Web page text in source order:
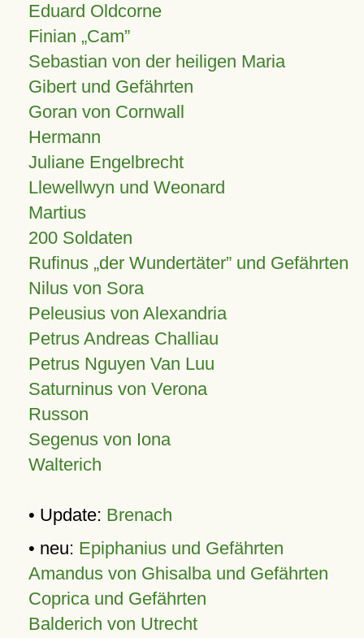
Eduard Oldcorne
Finian Cam
Sebastian von der heiligen Maria
Gibert und Gefährten
Goran von Cornwall
Hermann
Juliane Engelbrecht
Llewellwyn und Weonard
Martius
200 Soldaten
Rufinus „der Wundertäter” und Gefährten
Nilus von Sora
Peleusius von Alexandria
Petrus Andreas Challiau
Petrus Nguyen Van Luu
Saturninus von Verona
Russon
Segenus von Iona
Walterich
• Update: Brenach
• neu: Epiphanius und Gefährten
Amandus von Ghisalba und Gefährten
Coprica und Gefährten
Balderich von Utrecht